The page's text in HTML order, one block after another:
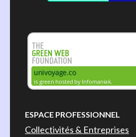
ESPACE PROFESSIONNEL
Collectivités & Entreprises